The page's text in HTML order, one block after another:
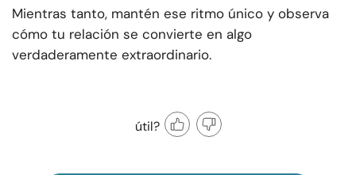
Mientras tanto, mantén ese ritmo único y observa
cómo tu relación se convierte en algo
verdaderamente extraordinario.
útil?